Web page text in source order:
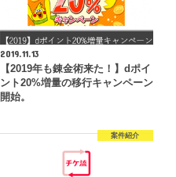
2019.11.13
【2019年も錬金術来た！】dポイ
ント20%増量の移行キャンペーン
開始。
案件紹介